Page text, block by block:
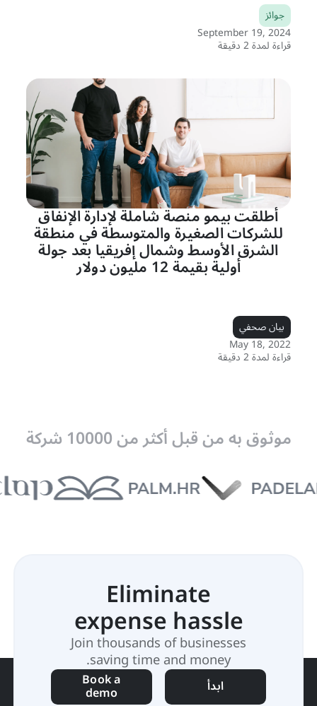
جوائز
September 19, 2024
قراءة لمدة 2 دقيقة
أطلقت بيمو منصة شاملة لإدارة الإنفاق
للشركات الصغيرة والمتوسطة في منطقة
الشرق الأوسط وشمال إفريقيا بعد جولة
أولية بقيمة 12 مليون دولار
بيان صحفي
May 18, 2022
قراءة لمدة 2 دقيقة
موثوق به من قبل أكثر من 10000 شركة
Eliminate
expense hassle
Join thousands of businesses
saving time and money.
ابدأ Book a
demo